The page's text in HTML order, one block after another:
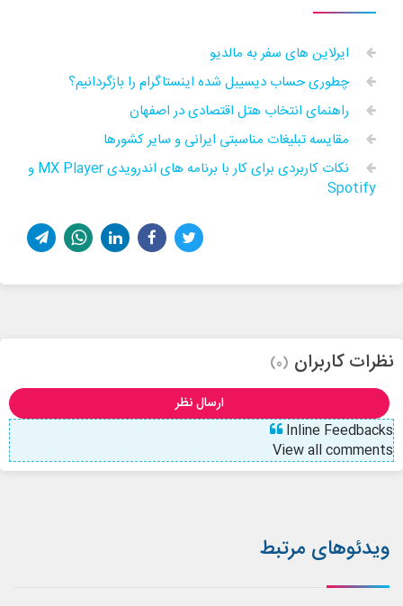
ایرلاین های سفر به مالدیو
چطوری حساب دیسیبل شده اینستاگرام را بازگردانیم؟
راهنمای انتخاب هتل اقتصادی در اصفهان
مقایسه تبلیغات مناسبتی ایرانی و سایر کشورها
نکات کاربردی برای کار با برنامه های اندرویدی MX Player و
Spotify
نظرات کاربران (0)
ارسال نظر
Inline Feedbacks
View all comments
ویدئوهای مرتبط